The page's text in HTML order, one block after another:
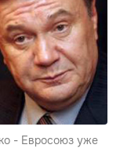
- Евросоюз уже